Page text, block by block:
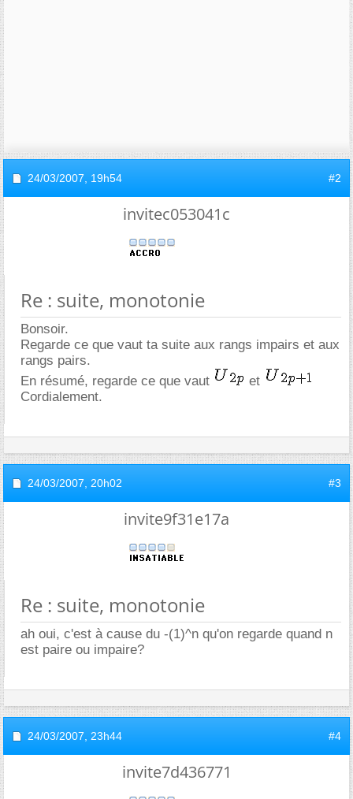
24/03/2007, 19h54 #2
invitec053041c
Re : suite, monotonie
Bonsoir.
Regarde ce que vaut ta suite aux rangs impairs et aux
rangs pairs.
En résumé, regarde ce que vaut
et
Cordialement.
24/03/2007, 20h02 #3
invite9f31e17a
Re : suite, monotonie
ah oui, c'est à cause du -(1)^n qu'on regarde quand n
est paire ou impaire?
24/03/2007, 23h44 #4
invite7d436771